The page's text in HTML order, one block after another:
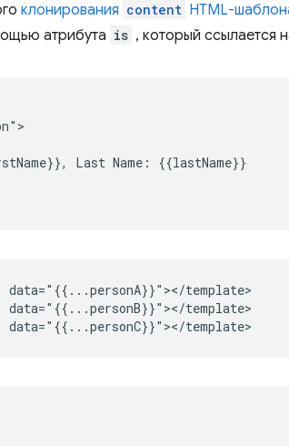
клонирования content HTML-
атрибута is , который ссылается
Last Name: {{lastName}}
data="{{...personA}}"></template>
data="{{...personB}}"></template>